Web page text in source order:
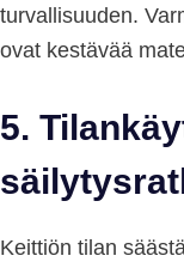
turvallisuuden.
ovat kestävää
5.
Keittiön tilan